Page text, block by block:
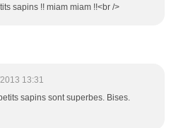
sapins !! miam miam !!<br />
13:31
sapins sont superbes. Bises.